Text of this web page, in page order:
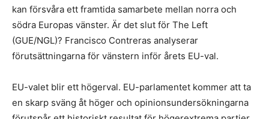
kan försvåra ett framtida samarbete mellan norra och
södra Europas vänster. Är det slut för The Left
(GUE/NGL)? Francisco Contreras analyserar
förutsättningarna för vänstern inför årets EU-val.
EU-valet blir ett högerval. EU-parlamentet kommer att ta
en skarp sväng åt höger och opinionsundersökningarna